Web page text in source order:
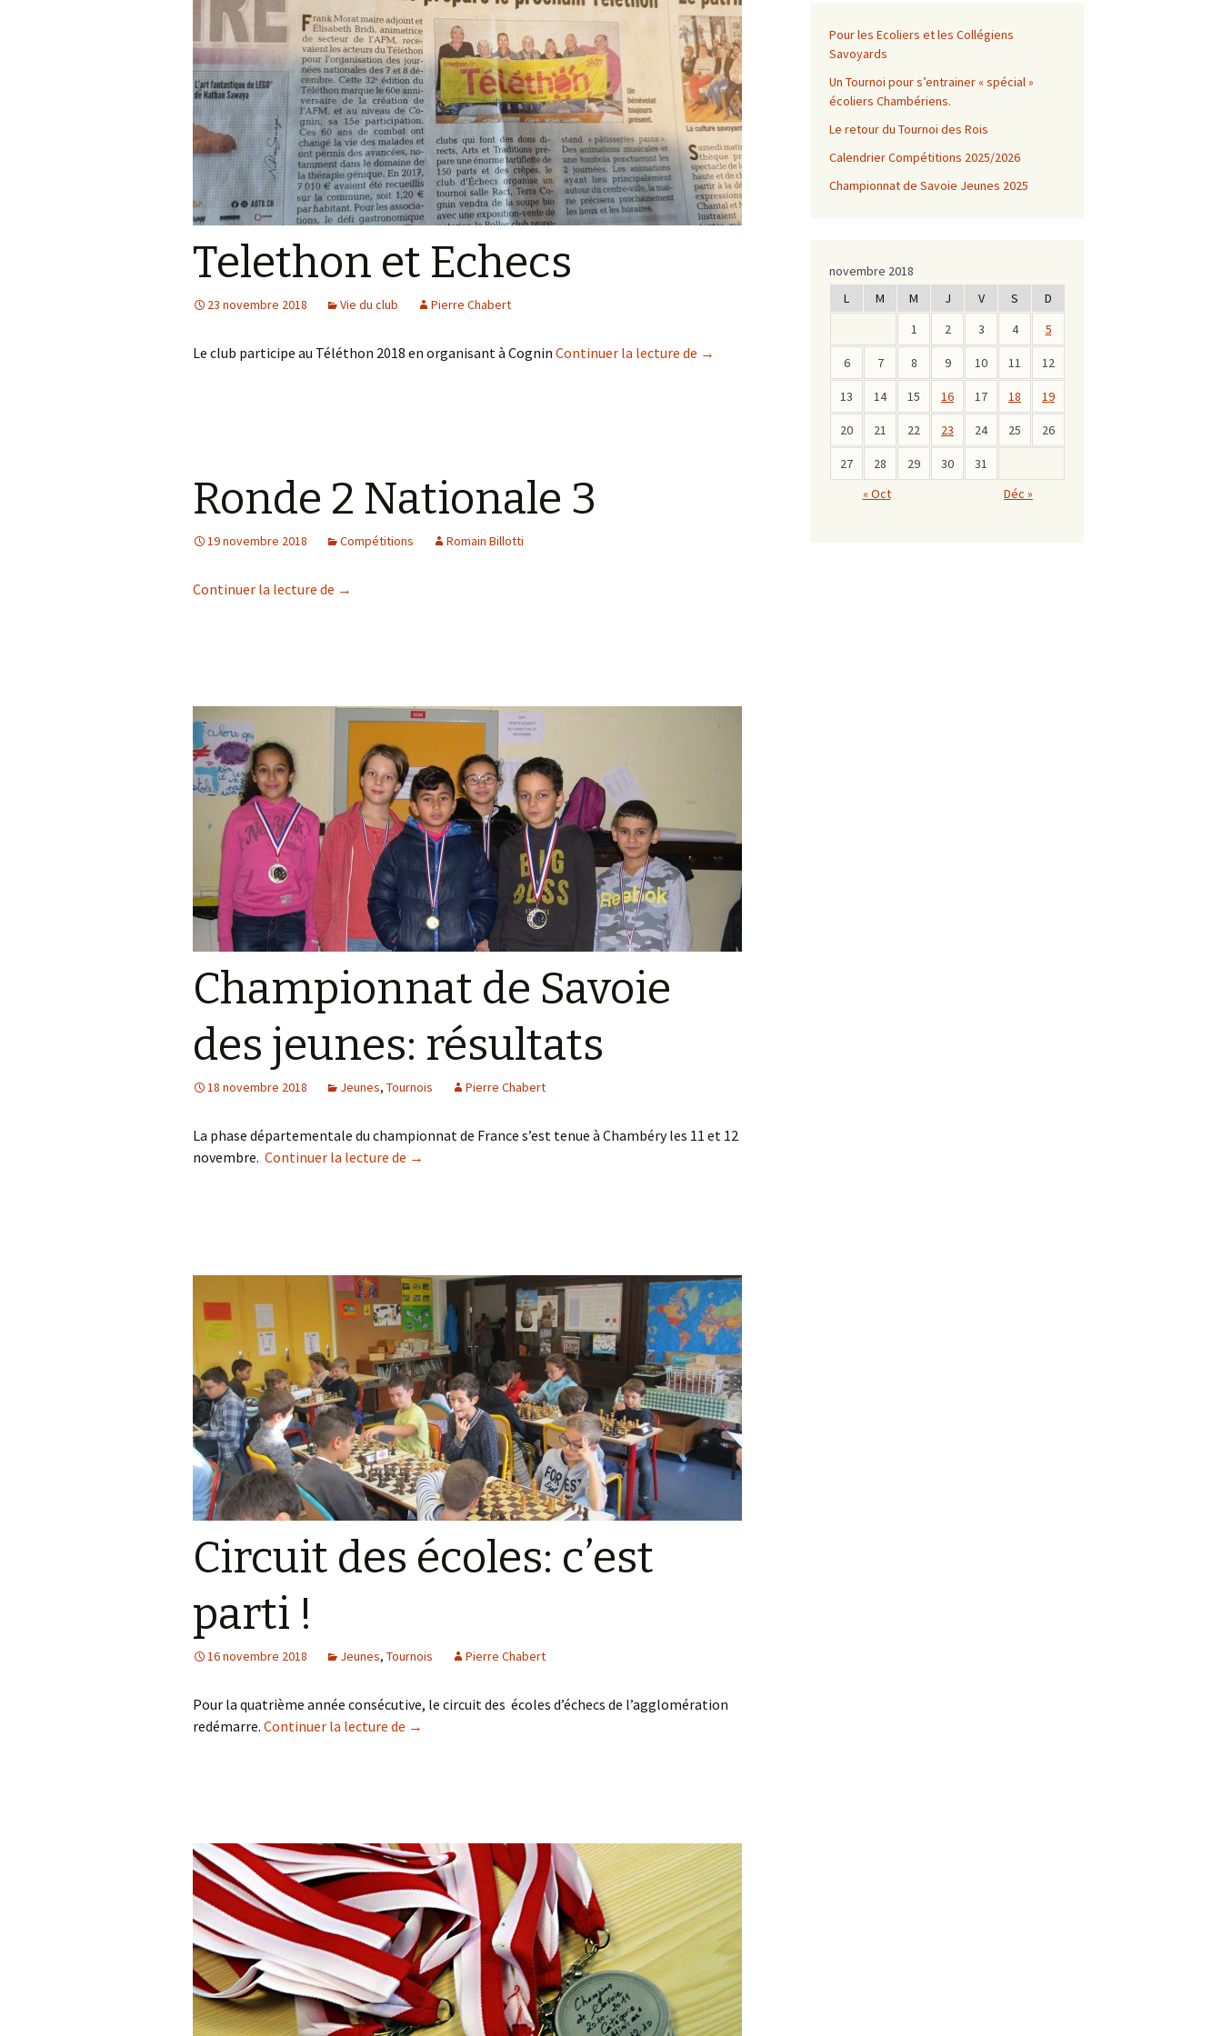
Telethon et Echecs
23 novembre 2018 Vie du club Pierre Chabert
Le club participe au Téléthon 2018 en organisant à Cognin Continuer la lecture de Telethon et Echecs
→
Ronde 2 Nationale 3
19 novembre 2018 Compétitions Romain Billotti
Continuer la lecture de Ronde 2 Nationale 3
→
Championnat de Savoie
des jeunes: résultats
18 novembre 2018 Jeunes, Tournois Pierre Chabert
La phase départementale du championnat de France s’est tenue à Chambéry les 11 et 12
novembre. Continuer la lecture de Championnat de Savoie des jeunes: résultats
→
Circuit des écoles: c’est
parti !
16 novembre 2018 Jeunes, Tournois Pierre Chabert
Pour la quatrième année consécutive, le circuit des écoles d’échecs de l’agglomération
redémarre. Continuer la lecture de Circuit des écoles: c’est parti !
→
Pour les Ecoliers et les Collégiens
Savoyards
Un Tournoi pour s’entrainer « spécial »
écoliers Chambériens.
Le retour du Tournoi des Rois
Calendrier Compétitions 2025/2026
Championnat de Savoie Jeunes 2025
novembre 2018
L
M M J V S
D
1
2 3 4 5
6 7 8 9 10 11 12
13 14 15 16 17 18 19
20 21 22 23 24 25 26
27 28 29 30
31
« Oct
Déc »